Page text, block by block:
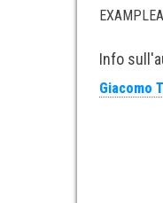
Info
Giacomo